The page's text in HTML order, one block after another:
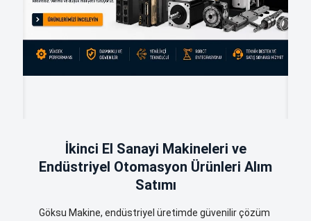
İkinci El Sanayi Makineleri ve
Endüstriyel Otomasyon Ürünleri Alım
Satımı
Göksu Makine, endüstriyel üretimde güvenilir çözüm